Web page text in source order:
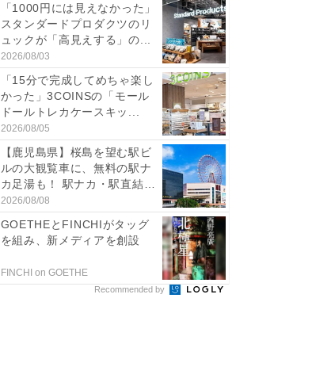
「1000円には見えなかった」
スタンダードプロダクツのリ
ュックが「高見えする」の...
2026/08/03
「15分で完成してめちゃ楽し
かった」3COINSの「モール
ドールトレカケースキッ...
2026/08/05
【鹿児島県】桜島を望む駅ビ
ルの大観覧車に、無料の駅ナ
カ足湯も！ 駅ナカ・駅直結
ス...
2026/08/08
GOETHEとFINCHIがタッグ
を組み、新メディアを創設
FINCHI on GOETHE
Recommended by